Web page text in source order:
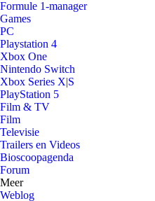
Formule 1-manager
Games
PC
Playstation 4
Xbox One
Nintendo Switch
Xbox Series X|S
PlayStation 5
Film & TV
Film
Televisie
Trailers en Videos
Bioscoopagenda
Forum
Meer
Weblog